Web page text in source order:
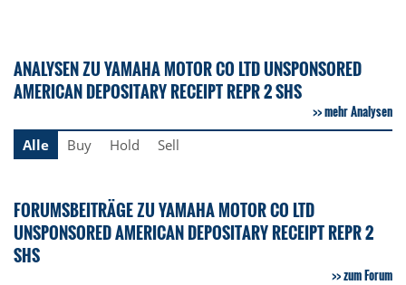
ANALYSEN ZU YAMAHA MOTOR CO LTD UNSPONSORED
AMERICAN DEPOSITARY RECEIPT REPR 2 SHS
mehr Analysen
Alle
Buy Hold Sell
FORUMSBEITRÄGE ZU YAMAHA MOTOR CO LTD
UNSPONSORED AMERICAN DEPOSITARY RECEIPT REPR 2
SHS
zum Forum